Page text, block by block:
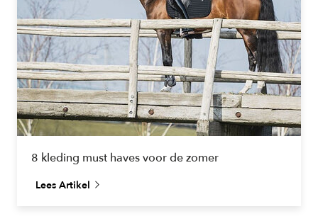
8 kleding must haves voor de zomer
Lees Artikel